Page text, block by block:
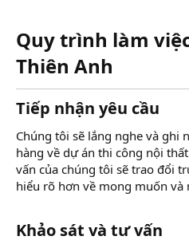
Quy trình làm
Thiên Anh
Tiếp nhận yêu cầu
Chúng tôi sẽ lắng nghe và ghi
hàng về dự án thi công nội
vấn của chúng tôi sẽ trao đổi
hiểu rõ hơn về mong muốn và
Khảo sát và tư vấn